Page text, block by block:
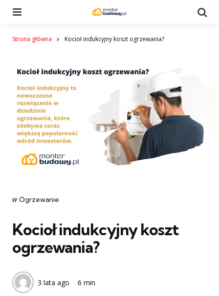
Strona główna Kocioł indukcyjny koszt ogrzewania?
Categories
post
w Ogrzewanie
Kocioł indukcyjny koszt
ogrzewania?
3 lata ago 6 min